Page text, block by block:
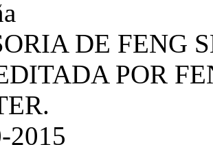
DE FENG
POR
2015